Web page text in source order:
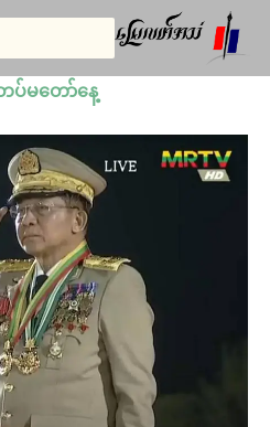
ပ်မတော်နေ့